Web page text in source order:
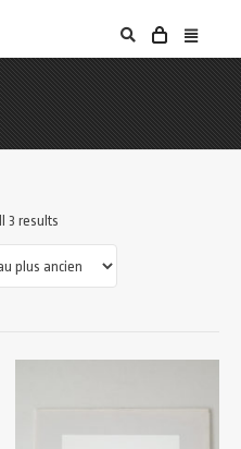
3 results